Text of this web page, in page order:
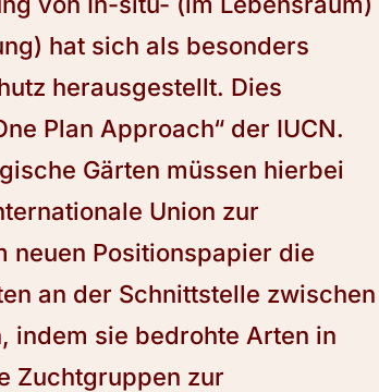
hat sich als besonders
herausgestellt. Dies
Plan Approach“ der IUCN.
Gärten müssen hierbei
Union zur
neuen Positionspapier die
an der Schnittstelle zwischen
indem sie bedrohte Arten in
Zuchtgruppen zur